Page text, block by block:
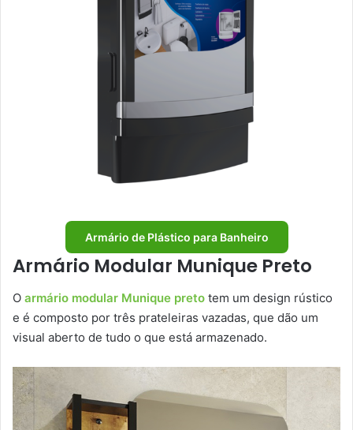
Armário de Plástico para Banheiro
Armário Modular Munique Preto
O armário modular Munique preto tem um design rústico
e é composto por três prateleiras vazadas, que dão um
visual aberto de tudo o que está armazenado.